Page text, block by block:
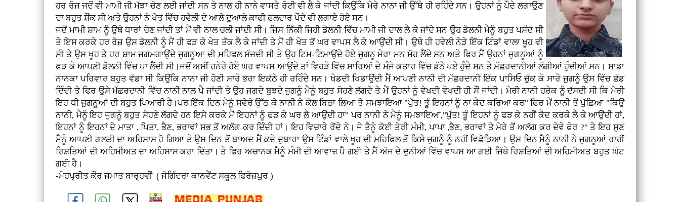
ਹਰ ਰੋਜ ਜਦੋਂ ਵੀ ਮਾਮੀ ਜੀ ਮੱਝਾ ਚੋਣ ਲਈ ਜਾਂਦੀ ਸਨ ਤੇ ਨਾਲ ਹੀ ਨਾਨੇ ਵਾਸਤੇ ਰੋਟੀ ਵੀ ਲੈ ਕੇ ਜਾਂਦੀ ਕਿਉਂਕਿ ਮੇਰੇ ਨਾਨਾ ਜੀ ਉੱਥੇ ਹੀ ਰਹਿੰਦੇ ਸਨ। ਉਹਨਾਂ ਨੂੰ ਪੌਦੇ ਲਗਾਉਣ
ਦਾ ਬਹੁਤ ਸ਼ੌਂਕ ਸੀ ਅਤੇ ਉਹਨਾਂ ਨੇ ਖੇਤ ਵਿੱਚ ਹਵੇਲੀ ਦੇ ਆਲੇ ਦੁਆਲੇ ਕਾਫੀ ਫਲਦਾਰ ਪੌਦੇ ਵੀ ਲਗਾਏ ਹੋਏ ਸਨ।
ਜਦੋਂ ਮਾਮੀ ਸ਼ਾਮ ਨੂੰ ਉਥੇ ਧਾਰਾਂ ਚੋਣ ਜਾਂਦੀ ਤਾਂ ਮੈਂ ਵੀ ਨਾਲ ਚਲੀ ਜਾਂਦੀ ਸੀ। ਜਿਸ ਨਿੱਕੀ ਜਿਹੀ ਡੋਲਨੀ ਵਿੱਚ ਮਾਮੀ ਜੀ ਦਾਲ ਲੈ ਕੇ ਜਾਂਦੇ ਸਨ ਉਹ ਡੋਲਨੀ ਮੈਨੂੰ ਬਹੁਤ ਪਸੰਦ ਸੀ
ਤੇ ਇਸ ਕਰਕੇ ਹਰ ਰੋਜ਼ ਉਸ ਡੋਲਨੀ ਨੂੰ ਮੈਂ ਹੀ ਫੜ ਕੇ ਖੇਤ ਤੱਕ ਲੈ ਕੇ ਜਾਂਦੀ ਤੇ ਮੈਂ ਹੀ ਖੇਤ ਤੋਂ ਘਰ ਵਾਪਸ ਲੈ ਕੇ ਆਉਂਦੀ ਸੀ। ਉਥੇ ਹੀ ਹਵੇਲੀ ਨੇੜੇ ਇੱਕ ਟਿੰਡਾਂ ਵਾਲਾ ਖੂਹ ਵੀ
ਸੀ ਤੇ ਉਸ ਖੂਹ ਤੇ ਹਰ ਸ਼ਾਮ ਜਗਮਗਾਉਂਦੇ ਜੁਗਨੂਆ ਦੀ ਮਹਿਫਲ ਸੱਜਦੀ ਸੀ ਤੇ ਉਹ ਟਿਮ-ਟਿਮਾਉਂਦੇ ਹੋਏ ਜੁਗਨੂ ਮੇਰਾ ਮਨ ਮੋਹ ਲੈਂਦੇ ਸਨ ਅਤੇ ਫਿਰ ਮੈਂ ਉਹਨਾਂ ਜੁਗਨੂਆਂ ਨੂੰ
ਫੜ ਕੇ ਆਪਣੀ ਡੋਲਨੀ ਵਿੱਚ ਪਾ ਲੈਂਦੀ ਸੀ।ਜਦੋਂ ਅਸੀਂ ਹਨੇਰੇ ਹੋਏ ਘਰ ਵਾਪਸ ਆਉਂਦੇ ਤਾਂ ਵਿਹੜੇ ਵਿੱਚ ਸਾਰਿਆਂ ਦੇ ਮੰਜੇ ਕਤਾਰ ਵਿੱਚ ਡੱਠੇ ਪਏ ਹੁੰਦੇ ਸਨ ਤੇ ਮੱਛਰਦਾਨੀਆਂ ਲੱਗੀਆਂ ਹੁੰਦੀਆਂ ਸਨ। ਸਾਡਾ
ਨਾਨਕਾ ਪਰਿਵਾਰ ਬਹੁਤ ਵੱਡਾ ਸੀ ਕਿਉਂਕਿ ਨਾਨਾ ਜੀ ਹੋਣੀ ਸਾਰੇ ਭਰਾ ਇਕੱਠੇ ਹੀ ਰਹਿੰਦੇ ਸਨ। ਖੇਡਦੀ ਖਿਡਾਉਂਦੀ ਮੈਂ ਆਪਣੀ ਨਾਨੀ ਦੀ ਮੱਛਰਦਾਨੀ ਇੱਕ ਪਾਸਿਓ ਚੁੱਕ ਕੇ ਸਾਰੇ ਜੁਗਨੂੰ ਉਸ ਵਿੱਚ ਛੱਡ
ਦਿੰਦੀ ਤੇ ਫਿਰ ਉਸੇ ਮੱਛਰਦਾਨੀ ਵਿੱਚ ਨਾਨੀ ਨਾਲ ਪੈ ਜਾਂਦੀ ਤੇ ਉਹ ਜਗਦੇ ਬੁਝਦੇ ਜੁਗਨੂੰ ਮੈਨੂੰ ਬਹੁਤ ਸੋਹਣੇ ਲੱਗਦੇ ਤੇ ਮੈਂ ਉਹਨਾਂ ਨੂੰ ਵੇਖਦੀ ਵੇਖਦੀ ਹੀ ਸੌਂ ਜਾਂਦੀ। ਮੇਰੀ ਨਾਨੀ ਹਰੇਕ ਨੂੰ ਦੱਸਦੀ ਸੀ ਕਿ ਮੇਰੀ
ਇਹ ਧੀ ਜੁਗਨੂਆਂ ਦੀ ਬਹੁਤ ਪਿਆਰੀ ਹੈ।ਪਰ ਇੱਕ ਦਿਨ ਮੈਨੂੰ ਸਵੇਰੇ ਉੱਠ ਕੇ ਨਾਨੀ ਨੇ ਕੋਲ ਬਿਠਾ ਲਿਆ ਤੇ ਸਮਝਾਇਆ "ਪੁੱਤ! ਤੂੰ ਇਹਨਾਂ ਨੂੰ ਨਾ ਕੈਦ ਕਰਿਆ ਕਰ" ਫਿਰ ਮੈਂ ਨਾਨੀ ਤੋਂ ਪੁੱਛਿਆ "ਕਿਉਂ
ਨਾਨੀ, ਮੈਨੂੰ ਇਹ ਜੁਗਨੂੰ ਬਹੁਤ ਸੋਹਣੇ ਲੱਗਦੇ ਹਨ ਇਸੇ ਕਰਕੇ ਮੈਂ ਇਹਨਾਂ ਨੂੰ ਫੜ ਕੇ ਘਰ ਲੈ ਆਉਂਦੀ ਹਾ" ਪਰ ਨਾਨੀ ਨੇ ਮੈਨੂੰ ਸਮਝਾਇਆ,"ਪੁੱਤ! ਤੂੰ ਇਹਨਾਂ ਨੂੰ ਫੜ ਕੇ ਨਹੀਂ ਕੈਦ ਕਰਕੇ ਲੈ ਕੇ ਆਉਂਦੀ ਹਾਂ,
ਇਹਨਾਂ ਨੂੰ ਇਹਨਾਂ ਦੇ ਮਾਤਾ , ਪਿਤਾ, ਭੈਣ, ਭਰਾਵਾਂ ਸਭ ਤੋਂ ਅਲੱਗ ਕਰ ਦਿੰਦੀ ਹਾਂ। ਇਹ ਵਿਚਾਰੇ ਰੋਂਦੇ ਨੇ। ਜੇ ਤੈਨੂੰ ਕੋਈ ਤੇਰੀ ਮੰਮੀ, ਪਾਪਾ ,ਭੈਣ, ਭਰਾਵਾਂ ਤੇ ਮੇਰੇ ਤੋਂ ਅਲੱਗ ਕਰ ਦੇਵੇ ਫੇਰ ?" ਤੇ ਇਹ ਸੁਣ
ਮੈਨੂੰ ਆਪਣੀ ਗਲਤੀ ਦਾ ਅਹਿਸਾਸ ਹੋ ਗਿਆ ਤੇ ਉਸ ਦਿਨ ਤੋਂ ਬਾਅਦ ਮੈਂ ਕਦੇ ਦੁਬਾਰਾ ਉਸ ਟਿੰਡਾਂ ਵਾਲੇ ਖੂਹ ਦੀ ਮਹਿਫਿਲ ਤੋਂ ਕਿਸੇ ਜੁਗਨੂੰ ਨੂੰ ਨਹੀਂ ਵਿਛੋੜਿਆ। ਉਸ ਦਿਨ ਮੈਨੂੰ ਨਾਨੀ ਨੇ ਜੁਗਨੂਆਂ ਰਾਹੀਂ
ਰਿਸ਼ਤਿਆਂ ਦੀ ਅਹਿਮੀਅਤ ਦਾ ਅਹਿਸਾਸ ਕਰਾ ਦਿੱਤਾ। ਤੇ ਫਿਰ ਅਚਾਨਕ ਮੈਨੂੰ ਮੰਮੀ ਦੀ ਆਵਾਜ਼ ਪੈ ਗਈ ਤੇ ਮੈਂ ਅੱਜ ਦੇ ਦੁਨੀਆਂ ਵਿੱਚ ਵਾਪਸ ਆ ਗਈ ਜਿੱਥੇ ਰਿਸ਼ਤਿਆਂ ਦੀ ਅਹਿਮੀਅਤ ਬਹੁਤ ਘੱਟ
ਗਈ ਹੈ।
-ਮੋਹਪ੍ਰੀਤ ਕੌਰ ਜਮਾਤ ਬਾਰ੍ਹਵੀਂ ( ਜੋਗਿੰਦਰਾ ਕਾਨਵੈਂਟ ਸਕੂਲ ਫਿਰੋਜ਼ਪੁਰ )